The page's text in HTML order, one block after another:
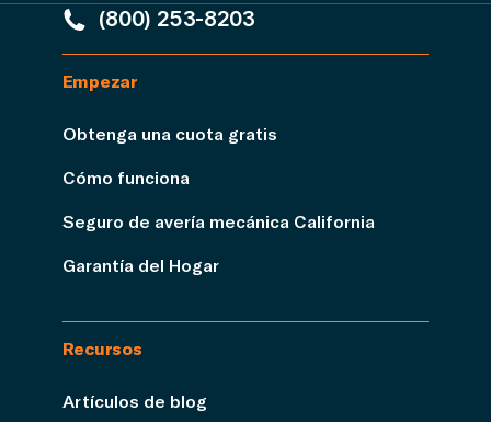
(800) 253-8203
Empezar
Obtenga una cuota gratis
Cómo funciona
Seguro de avería mecánica California
Garantía del Hogar
Recursos
Artículos de blog